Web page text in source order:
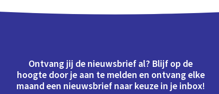
Ontvang jij de nieuwsbrief al? Blijf op de
hoogte door je aan te melden en ontvang elke
maand een nieuwsbrief naar keuze in je inbox!